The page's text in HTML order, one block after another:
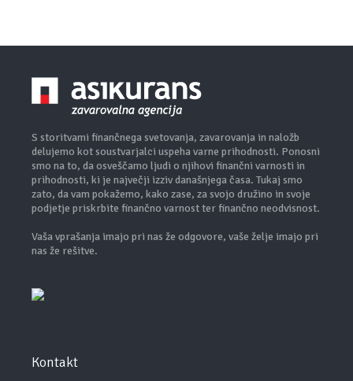
S storitvami finančnega svetovanja, zavarovanja in naložb
delujemo kot soustvarjalci uspeha varne prihodnosti. Ponosni
smo na to, da osveščamo ljudi o njihovi finančni varnosti in
prihodnosti, ki je največji izziv današnjega časa. Tukaj smo
zato, da vam pokažemo, kako zase, za svojo družino in svoje
podjetje priskrbite finančno varnost ter finančno neodvisnost.
Vaša vprašanja imajo pri nas že odgovore, vaše želje imajo pri
nas že rešitve.
Kontakt